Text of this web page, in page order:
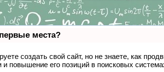
места?
создать свой сайт, но не знаете, как
повышение его позиций в поисковых